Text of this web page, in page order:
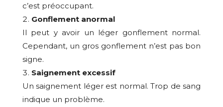
c’est préoccupant.
Gonflement anormal
Il peut y avoir un léger gonflement normal.
Cependant, un gros gonflement n’est pas bon
signe.
Saignement excessif
Un saignement léger est normal. Trop de sang
indique un problème.